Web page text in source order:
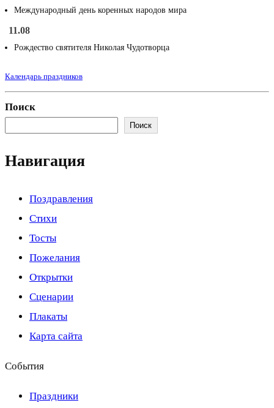
Международный день коренных народов мира
11.08
Рождество святителя Николая Чудотворца
Календарь праздников
Поиск
Поиск
Навигация
Поздравления
Стихи
Тосты
Пожелания
Открытки
Сценарии
Плакаты
Карта сайта
События
Праздники